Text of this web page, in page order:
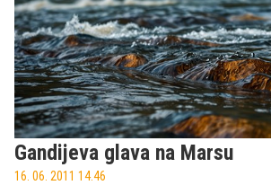
Gandijeva glava na Marsu
16. 06. 2011 14.46